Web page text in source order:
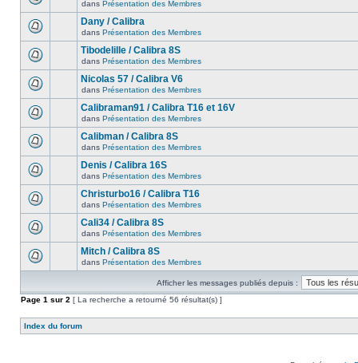
dans Présentation des Membres
Dany / Calibra
dans Présentation des Membres
Tibodelille / Calibra 8S
dans Présentation des Membres
Nicolas 57 / Calibra V6
dans Présentation des Membres
Calibraman91 / Calibra T16 et 16V
dans Présentation des Membres
Calibman / Calibra 8S
dans Présentation des Membres
Denis / Calibra 16S
dans Présentation des Membres
Christurbo16 / Calibra T16
dans Présentation des Membres
Cali34 / Calibra 8S
dans Présentation des Membres
Mitch / Calibra 8S
dans Présentation des Membres
Afficher les messages publiés depuis :
Page 1 sur 2 [ La recherche a retourné 56 résultat(s) ]
Index du forum